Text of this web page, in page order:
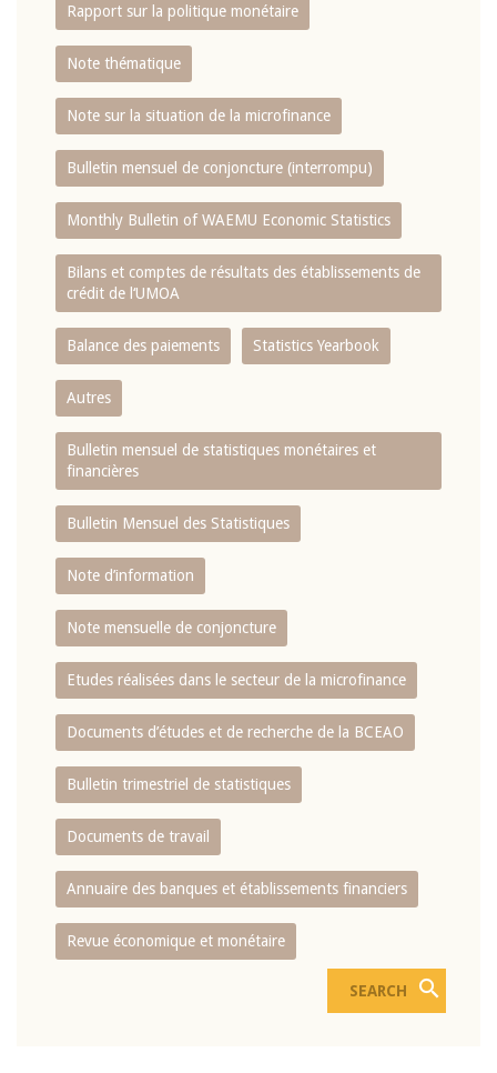
Rapport sur la politique monétaire
Note thématique
Note sur la situation de la microfinance
Bulletin mensuel de conjoncture (interrompu)
Monthly Bulletin of WAEMU Economic Statistics
Bilans et comptes de résultats des établissements de
crédit de l‘UMOA
Balance des paiements Statistics Yearbook
Autres
Bulletin mensuel de statistiques monétaires et
financières
Bulletin Mensuel des Statistiques
Note d’information
Note mensuelle de conjoncture
Etudes réalisées dans le secteur de la microfinance
Documents d’études et de recherche de la BCEAO
Bulletin trimestriel de statistiques
Documents de travail
Annuaire des banques et établissements financiers
Revue économique et monétaire